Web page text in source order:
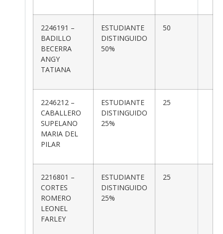
2246191 –
BADILLO
BECERRA
ANGY
TATIANA
ESTUDIANTE
DISTINGUIDO
50%
50
2246212 –
CABALLERO
SUPELANO
MARIA DEL
PILAR
ESTUDIANTE
DISTINGUIDO
25%
25
2216801 –
CORTES
ROMERO
LEONEL
FARLEY
ESTUDIANTE
DISTINGUIDO
25%
25